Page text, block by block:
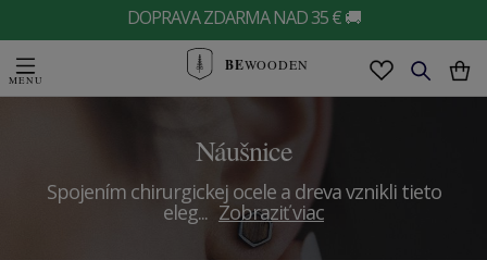
DOPRAVA ZDARMA NAD 35 € 🚚
BEWOODEN
Náušnice
Spojením chirurgickej ocele a dreva vznikli tieto
eleg... Zobraziť viac